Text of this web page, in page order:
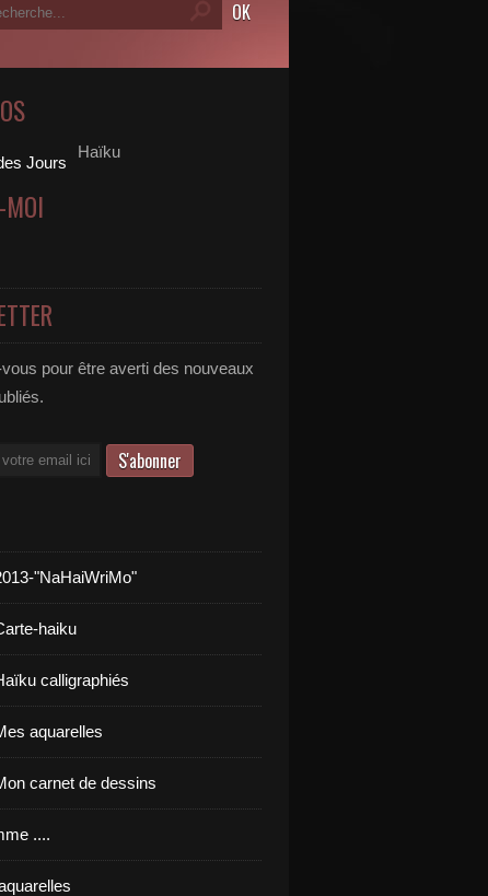
Haïku
MOI
pour être averti des nouveaux
"NaHaiWriMo"
haiku
calligraphiés
aquarelles
carnet de dessins
....